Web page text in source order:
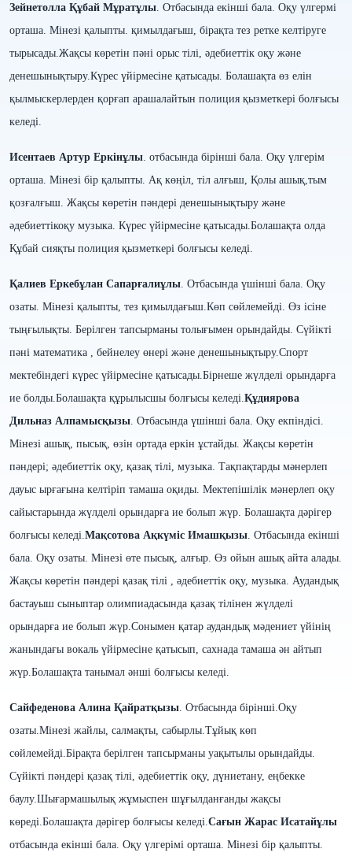
Зейнетолла Құбай Мұратұлы . Отбасында екінші бала. Оқу үлгермі
орташа. Мінезі қалыпты. қимылдағыш, бірақта тез ретке келтіруге
тырысады.Жақсы көретін пәні орыс тілі, әдебиеттік оқу және
денешынықтыру. Күрес үйірмесіне қатысады. Болашақта өз елін
қылмыскерлерден қорғап арашалайтын полиция қызметкері болғысы
келеді.
Исентаев Артур Еркінұлы отбасында бірінші бала. Оқу үлгерім
орташа. Мінезі бір қалыпты. Ақ көңіл, тіл алғыш, Қолы ашық,тым
қозғалғыш. Жақсы көретін пәндері денешынықтыру және
әдебиеттікоқу музыка. Күрес үйірмесіне қатысады. Болашақта олда
Құбай сияқты полиция қызметкері болғысы келеді.
Қалиев Еркебұлан Сапарғалиұлы . Отбасында үшінші бала. Оқу
озаты. Мінезі қалыпты, тез қимылдағыш.Көп сөйлемейді. Өз ісіне
тыңғылықты. Берілген тапсырманы толығымен орындайды. Сүйікті
пәні математика , бейнелеу өнері және денешынықтыру.Спорт
мектебіндегі күрес үйірмесіне қатысады.Бірнеше жүлделі орындарға
ие болды.Болашақта құрылысшы болғысы келеді. Құдиярова
Дильназ Алпамысқызы . Отбасында үшінші бала. Оқу екпіндісі.
Мінезі ашық, пысық, өзін ортада еркін ұстайды. Жақсы көретін
пәндері; әдебиеттік оқу, қазақ тілі, музыка. Тақпақтарды мәнерлеп
дауыс ырғағына келтіріп тамаша оқиды. Мектепішілік мәнерлеп оқу
сайыстарында жүлделі орындарға ие болып жүр. Болашақта дәрігер
болғысы келеді. Мақсотова Ақкүміс Имашқызы . Отбасында екінші
бала. Оқу озаты. Мінезі өте пысық, алғыр. Өз ойын ашық айта алады.
Жақсы көретін пәндері қазақ тілі ,
әдебиеттік оқу, музыка. Аудандық
бастауыш сыныптар олимпиадасында қазақ тілінен жүлделі
орындарға ие болып жүр.Сонымен қатар аудандық мәдениет үйінің
жанындағы вокаль үйірмесіне қатысып, сахнада тамаша ән айтып
жүр.Болашақта танымал әнші болғысы келеді.
Сайфеденова Алина Қайратқызы . Отбасында бірінші.Оқу
озаты.Мінезі жайлы, салмақты, сабырлы.Тұйық көп
сөйлемейді.Бірақта берілген тапсырманы уақытылы орындайды.
Сүйікті пәндері қазақ тілі, әдебиеттік оқу, дүниетану, еңбекке
баулу.Шығармашылық жұмыспен шұғылданғанды жақсы
көреді.Болашақта дәрігер болғысы келеді. Сағын Жарас Исатайұлы
отбасында екінші бала. Оқу үлгерімі орташа. Мінезі бір қалыпты.